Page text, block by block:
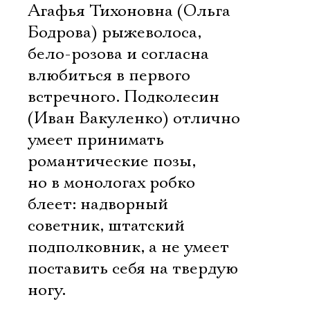
Агафья Тихоновна (Ольга
Бодрова) рыжеволоса,
бело-розова и согласна
влюбиться в первого
встречного. Подколесин
(Иван Вакуленко) отлично
умеет принимать
романтические позы,
но в монологах робко
блеет: надворный
советник, штатский
подполковник, а не умеет
поставить себя на твердую
ногу.